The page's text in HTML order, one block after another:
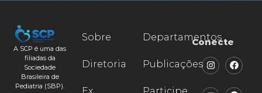
A SCP é uma das
filiadas da
Sociedade
Brasileira de
Pediatria (SBP).
Sobre
Diretoria
Ex
Departamentos
Publicações
Participe
Conecte